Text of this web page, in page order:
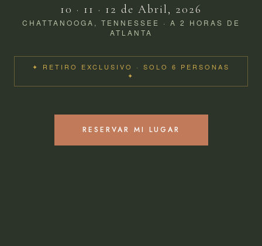
10 · 11 · 12 de Abril, 2026
CHATTANOOGA, TENNESSEE · A 2 HORAS DE
ATLANTA
✦ RETIRO EXCLUSIVO · SOLO 6 PERSONAS
✦
RESERVAR MI LUGAR